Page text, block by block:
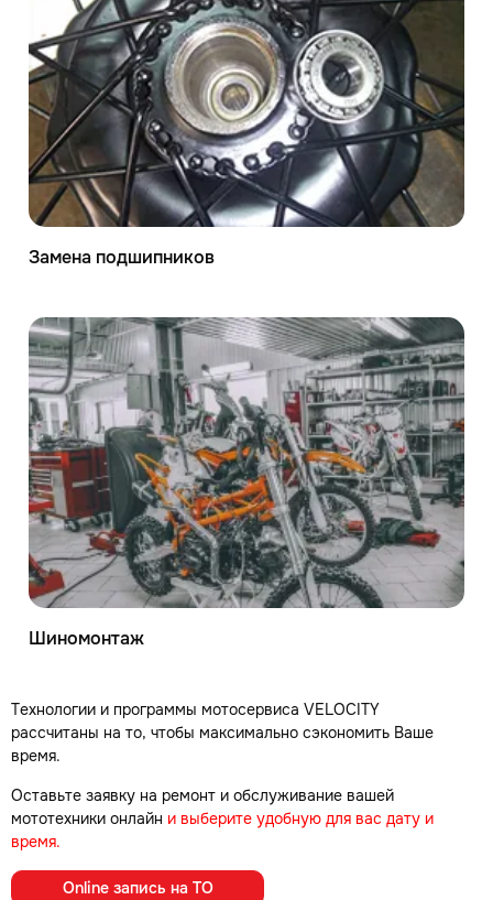
Замена подшипников
Шиномонтаж
Технологии и программы мотосервиса VELOCITY
рассчитаны на то, чтобы максимально сэкономить Ваше
время.
Оставьте заявку на ремонт и обслуживание вашей
мототехники онлайн и выберите удобную для вас дату и
время.
Online запись на ТО